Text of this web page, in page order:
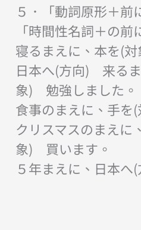
５．「動詞原形＋前
「時間性名詞＋の前
寝るまえに、本を(
日本へ(方向) 来る
象) 勉強しました。
食事のまえに、手
クリスマスのまえに
象) 買います。
５年まえに、日本